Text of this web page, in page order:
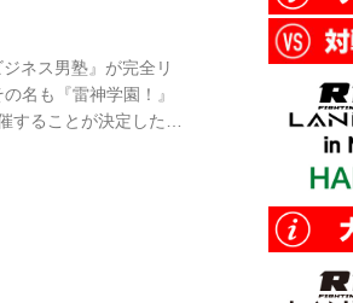
ネス男塾』が完全リ
名も『雷神学園！』
ることが決定した。
）」と「特待生（ド
』の試合後